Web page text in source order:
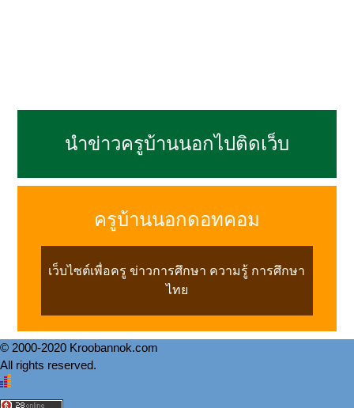
นำข่าวครูบ้านนอกไปติดเว็บ
ครูบ้านนอกดอทคอม
เว็บไซต์เพื่อครู ข่าวการศึกษา ความรู้ การศึกษา
ไทย
© 2000-2020 Kroobannok.com
All rights reserved.